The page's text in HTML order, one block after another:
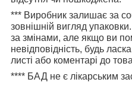
*** Виробник залишає за
зовнішній вигляд
за змінами, але якщо ви
невідповідність, будь
листі або коментарі до
**** БАД не є лікарським